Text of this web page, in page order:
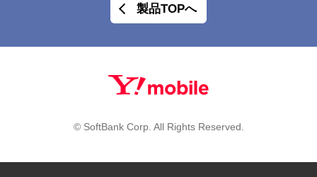
製品TOPへ
© SoftBank Corp. All Rights Reserved.